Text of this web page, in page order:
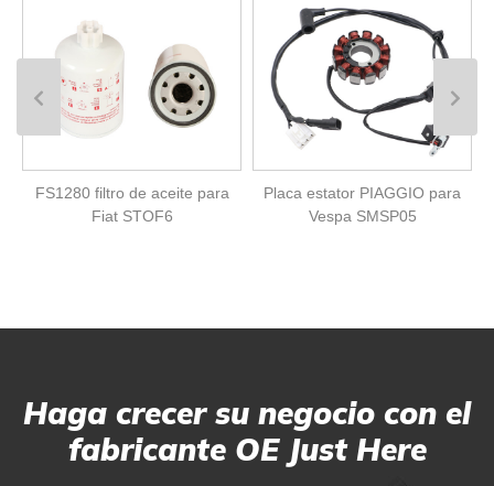
FS1280 filtro de aceite para
Fiat STOF6
Placa estator PIAGGIO para
Vespa SMSP05
Haga crecer su negocio con el
fabricante OE Just Here